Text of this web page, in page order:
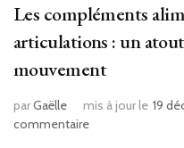
Les compléments
articulations : un
mouvement
parGaëlle mis à jour le 19
commentairesur